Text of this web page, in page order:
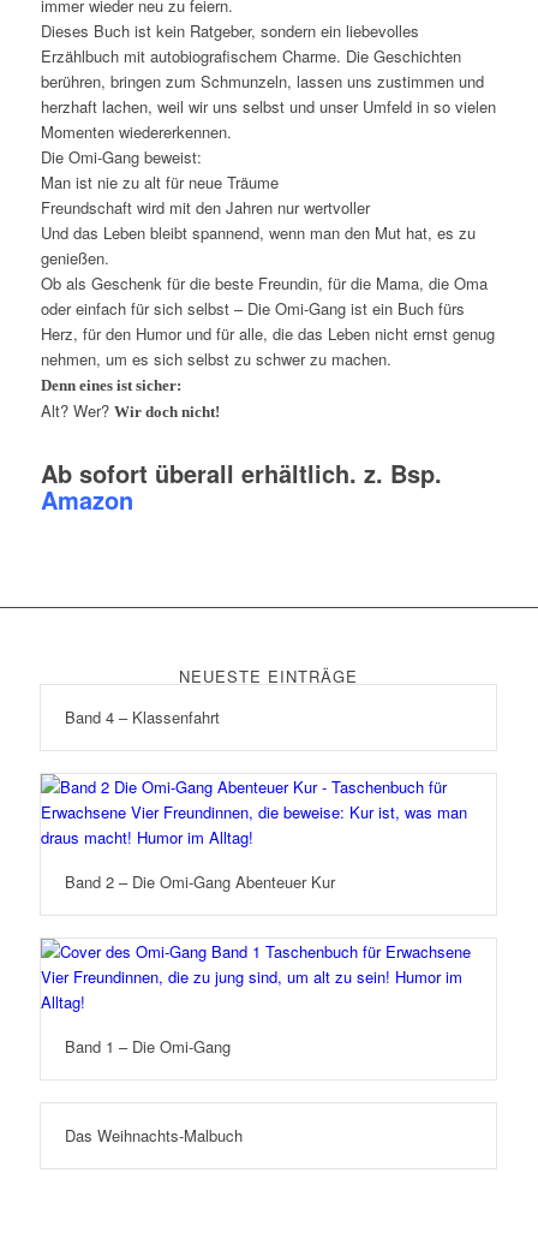
immer wieder neu zu feiern.
Dieses Buch ist kein Ratgeber, sondern ein liebevolles
Erzählbuch mit autobiografischem Charme. Die Geschichten
berühren, bringen zum Schmunzeln, lassen uns zustimmen und
herzhaft lachen, weil wir uns selbst und unser Umfeld in so vielen
Momenten wiedererkennen.
Die Omi-Gang beweist:
Man ist nie zu alt für neue Träume
Freundschaft wird mit den Jahren nur wertvoller
Und das Leben bleibt spannend, wenn man den Mut hat, es zu
genießen.
Ob als Geschenk für die beste Freundin, für die Mama, die Oma
oder einfach für sich selbst – Die Omi-Gang ist ein Buch fürs
Herz, für den Humor und für alle, die das Leben nicht ernst genug
nehmen, um es sich selbst zu schwer zu machen.
Denn eines ist sicher:
Alt? Wer? Wir doch nicht!
Ab sofort überall erhältlich. z. Bsp.
Amazon
NEUESTE EINTRÄGE
Band 4 – Klassenfahrt
Band 2 – Die Omi-Gang Abenteuer Kur
Band 1 – Die Omi-Gang
Das Weihnachts-Malbuch